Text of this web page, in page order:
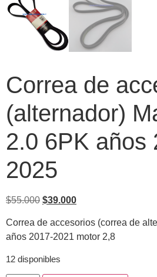
Correa de
(alternador)
2.0 6PK años
2025
$55.000 $39.000
Correa de accesorios (correa de
años 2017-2021 motor 2,8
12 disponibles